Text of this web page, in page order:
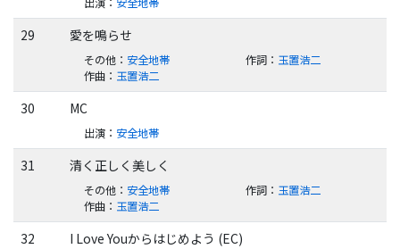
29 愛を鳴らせ
その他： 安全地帯 作詞： 玉置浩二
作曲： 玉置浩二
30 MC
出演： 安全地帯
31 清く正しく美しく
その他： 安全地帯 作詞： 玉置浩二
作曲： 玉置浩二
32 I Love Youからはじめよう (EC)